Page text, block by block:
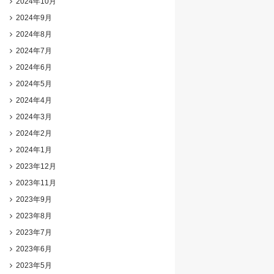
2024年9月
2024年8月
2024年7月
2024年6月
2024年5月
2024年4月
2024年3月
2024年2月
2024年1月
2023年12月
2023年11月
2023年9月
2023年8月
2023年7月
2023年6月
2023年5月